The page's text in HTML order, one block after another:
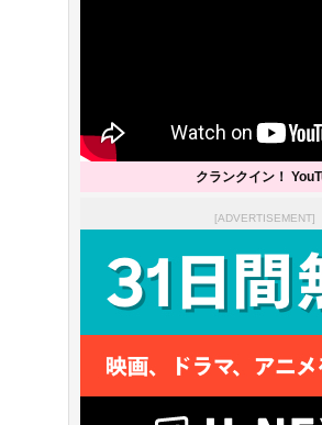
クランクイン！
[ADVERTISEMENT]